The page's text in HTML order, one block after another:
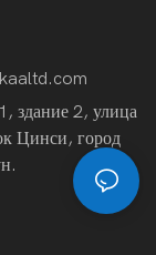
здание 2, улица
Цинси, город